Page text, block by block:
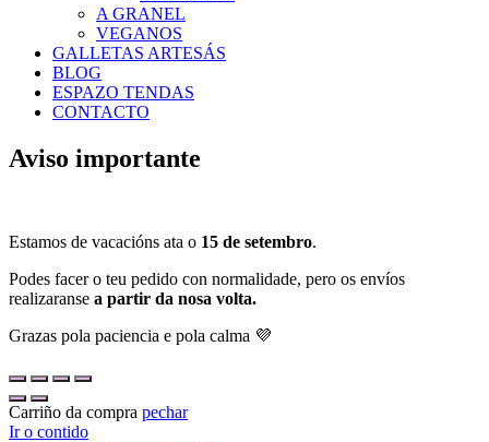
A GRANEL
VEGANOS
GALLETAS ARTESÁS
BLOG
ESPAZO TENDAS
CONTACTO
Aviso importante
Estamos de vacacións ata o 15 de setembro.
Podes facer o teu pedido con normalidade, pero os envíos
realizaranse a partir da nosa volta.
Grazas pola paciencia e pola calma 💜
Carriño da compra pechar
Ir o contido